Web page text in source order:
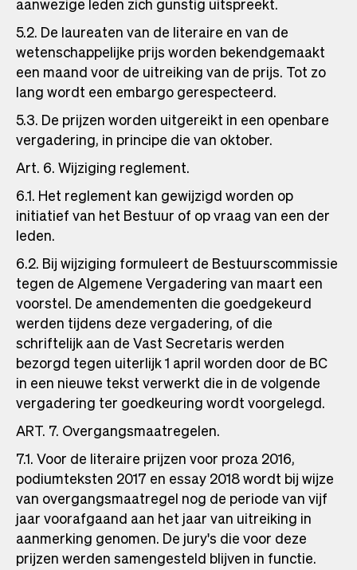
5.2. De laureaten van de literaire en van de
wetenschappelijke prijs worden bekendgemaakt
een maand voor de uitreiking van de prijs. Tot zo
lang wordt een embargo gerespecteerd.
5.3. De prijzen worden uitgereikt in een openbare
vergadering, in principe die van oktober.
Art. 6. Wijziging reglement.
6.1. Het reglement kan gewijzigd worden op
initiatief van het Bestuur of op vraag van een der
leden.
6.2. Bij wijziging formuleert de Bestuurscommissie
tegen de Algemene Vergadering van maart een
voorstel. De amendementen die goedgekeurd
werden tijdens deze vergadering, of die
schriftelijk aan de Vast Secretaris werden
bezorgd tegen uiterlijk 1 april worden door de BC
in een nieuwe tekst verwerkt die in de volgende
vergadering ter goedkeuring wordt voorgelegd.
ART. 7. Overgangsmaatregelen.
7.1. Voor de literaire prijzen voor proza 2016,
podiumteksten 2017 en essay 2018 wordt bij wijze
van overgangsmaatregel nog de periode van vijf
jaar voorafgaand aan het jaar van uitreiking in
aanmerking genomen. De jury's die voor deze
prijzen werden samengesteld blijven in functie.